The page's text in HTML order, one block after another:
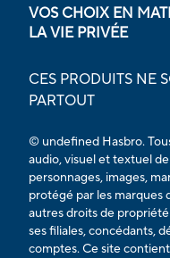
VOS CHOIX EN
LA VIE PRIVÉE
CES PRODUITS NE
PARTOUT
© undefined Hasbro.
audio, visuel et textuel
personnages, images,
protégé par les marques
autres droits de
ses filiales, concédants,
comptes. Ce site